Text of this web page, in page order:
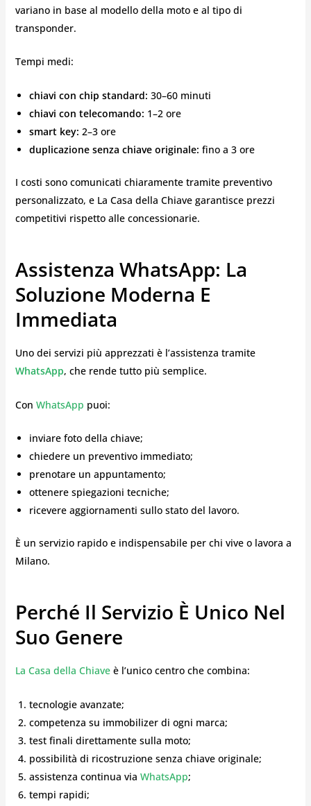
variano in base al modello della moto e al tipo di
transponder.
Tempi medi:
chiavi con chip standard: 30–60 minuti
chiavi con telecomando: 1–2 ore
smart key: 2–3 ore
duplicazione senza chiave originale: fino a 3 ore
I costi sono comunicati chiaramente tramite preventivo
personalizzato, e La Casa della Chiave garantisce prezzi
competitivi rispetto alle concessionarie.
Assistenza WhatsApp: La
Soluzione Moderna E
Immediata
Uno dei servizi più apprezzati è l’assistenza tramite
WhatsApp, che rende tutto più semplice.
Con WhatsApp puoi:
inviare foto della chiave;
chiedere un preventivo immediato;
prenotare un appuntamento;
ottenere spiegazioni tecniche;
ricevere aggiornamenti sullo stato del lavoro.
È un servizio rapido e indispensabile per chi vive o lavora a
Milano.
Perché Il Servizio È Unico Nel
Suo Genere
La Casa della Chiaveè l’unico centro che combina:
tecnologie avanzate;
competenza su immobilizer di ogni marca;
test finali direttamente sulla moto;
possibilità di ricostruzione senza chiave originale;
assistenza continua via WhatsApp;
tempi rapidi;